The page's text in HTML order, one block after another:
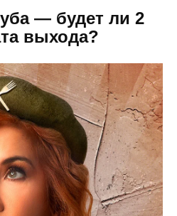
— будет ли 2
выхода?